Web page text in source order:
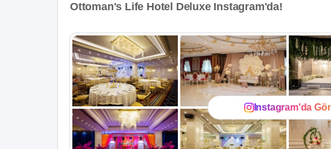
Ottoman's Life Hotel Deluxe Instagram'da!
Instagram'da Gör